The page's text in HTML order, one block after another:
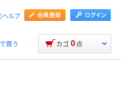
ヘルプ
買う カゴ 0 点